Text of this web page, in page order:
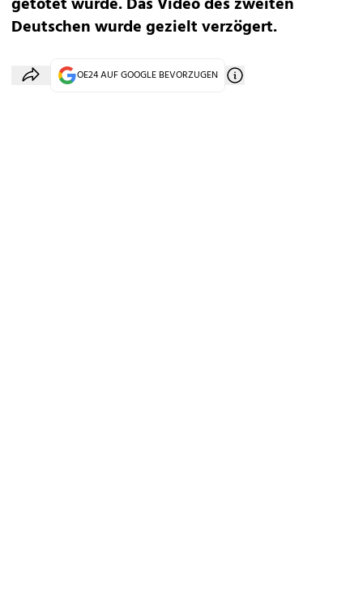
Deutschen wurde gezielt verzögert.
OE24 AUF GOOGLE BEVORZUGEN